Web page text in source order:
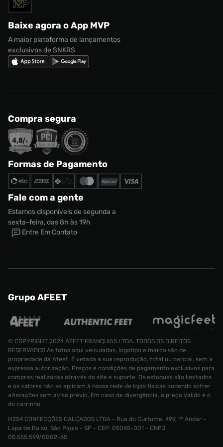
Camiseta Jordan Jumpman Masculina
Marcas
adidas Campus
Nike Shox
Regulamento CRM/ CASHBACK
Regulamento Cupom
Baixe agora o App MVP
A maior plataforma de lançamentos
exclusivos de SNKRS
Compra segura
Formas de Pagamento
Fale com a gente
Estamos disponíveis de segunda a
sexta-feira, das 8h às 19h
Entre Em Contato
Grupo AFEET
© COPYRIGHT 2024 AFEET FRANQUIAS LTDA. TODOS OS DIREITOS
RESERVADOS.As fotos aqui veiculadas, logotipo e marca são de
propriedade da Afeet. É vetada a sua reprodução, total ou parcial, sem a
expressa autorização. Preços e condições de pagamento exclusivos para
compras realizadas através do site e suporte. Os estoques são limitados
e os valores não se aplicam à nossa rede de lojas físicas podendo sofrer
alterações sem aviso prévio. Em caso de divergência, o preço válido é o
do carrinho.
H2S4 CONFECÇÕES CALÇADOS LTDA - Rua do Curtume, 499, 1° Andar -
Lapa de Baixo, São Paulo - SP - CEP: 05065-001 - CNPJ
05.555.599/0002-65